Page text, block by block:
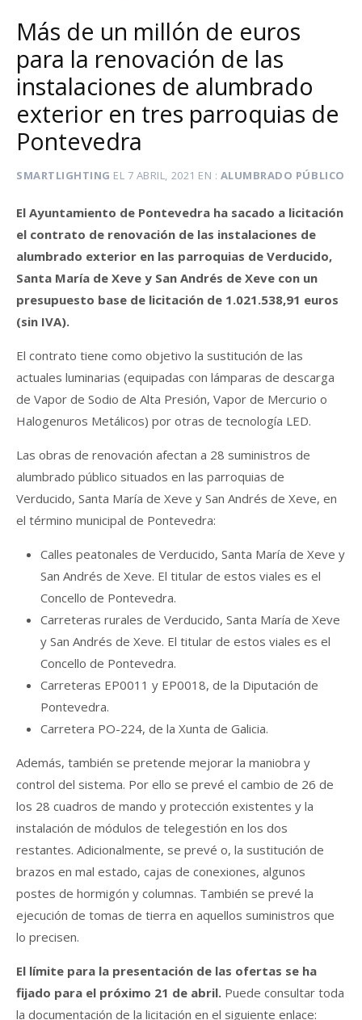
Más de un millón de euros
para la renovación de las
instalaciones de alumbrado
exterior en tres parroquias de
Pontevedra
SMARTLIGHTING EL 7 ABRIL, 2021 EN ALUMBRADO PÚBLICO
El Ayuntamiento de Pontevedra ha sacado a licitación
el contrato de renovación de las instalaciones de
alumbrado exterior en las parroquias de Verducido,
Santa María de Xeve y San Andrés de Xeve con un
presupuesto base de licitación de 1.021.538,91 euros
(sin IVA).
El contrato tiene como objetivo la sustitución de las
actuales luminarias (equipadas con lámparas de descarga
de Vapor de Sodio de Alta Presión, Vapor de Mercurio o
Halogenuros Metálicos) por otras de tecnología LED.
Las obras de renovación afectan a 28 suministros de
alumbrado público situados en las parroquias de
Verducido, Santa María de Xeve y San Andrés de Xeve, en
el término municipal de Pontevedra:
Calles peatonales de Verducido, Santa María de Xeve y
San Andrés de Xeve. El titular de estos viales es el
Concello de Pontevedra.
Carreteras rurales de Verducido, Santa María de Xeve
y San Andrés de Xeve. El titular de estos viales es el
Concello de Pontevedra.
Carreteras EP0011 y EP0018, de la Diputación de
Pontevedra.
Carretera PO-224, de la Xunta de Galicia.
Además, también se pretende mejorar la maniobra y
control del sistema. Por ello se prevé el cambio de 26 de
los 28 cuadros de mando y protección existentes y la
instalación de módulos de telegestión en los dos
restantes. Adicionalmente, se prevé o, la sustitución de
brazos en mal estado, cajas de conexiones, algunos
postes de hormigón y columnas. También se prevé la
ejecución de tomas de tierra en aquellos suministros que
lo precisen.
El límite para la presentación de las ofertas se ha
fijado para el próximo 21 de abril. Puede consultar toda
la documentación de la licitación en el siguiente enlace: